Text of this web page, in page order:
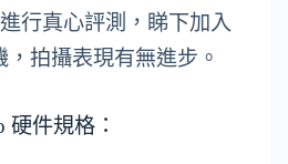
行真心評測，睇下加入
，拍攝表現有無進步。
硬件規格：